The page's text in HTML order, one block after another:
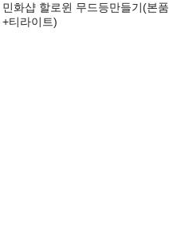
민화샵 할로윈 무드등만들기(본품
+티라이트)